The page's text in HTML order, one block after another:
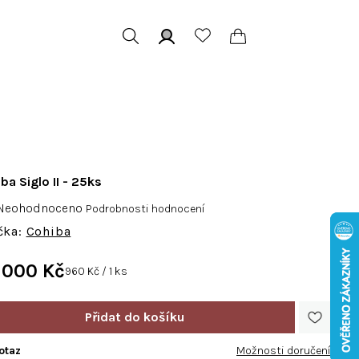
Cohiba
Siglo II - 25ks
Podrobnosti hodnocení
KčMěrná
960 Kč / 1 ks
Možnosti doručení